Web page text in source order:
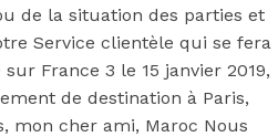
de la situation des parties et
Service clientèle qui se fera
France 3 le 15 janvier 2019,
de destination à Paris,
mon cher ami, Maroc Nous